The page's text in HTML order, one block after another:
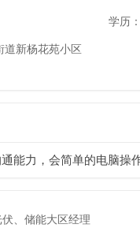
学历
道新杨花苑小区
能力，会简单的电脑操
、储能大区经理